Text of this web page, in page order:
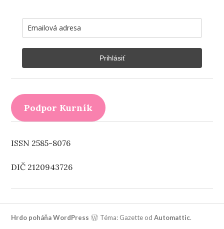
Prihlásiť
Podpor Kurník
ISSN 2585-8076
DIČ 2120943726
Hrdo poháňa WordPress Téma: Gazette odAutomattic.